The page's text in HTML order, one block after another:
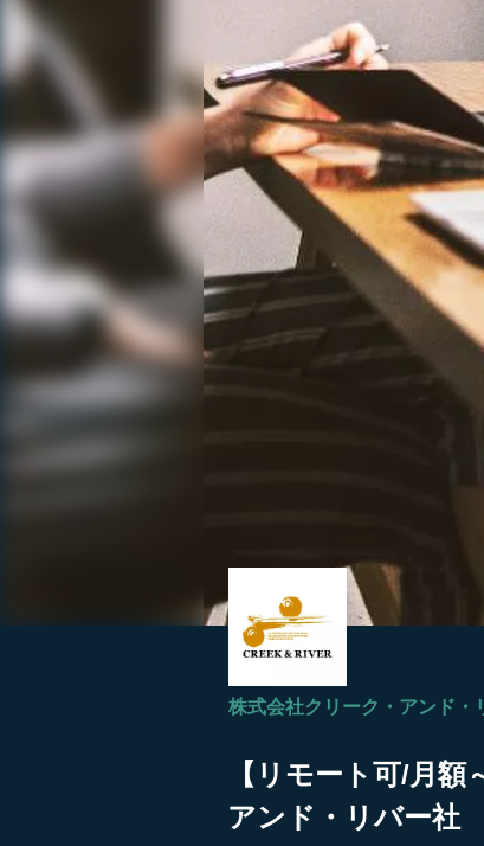
株式会社クリーク・アンド・
【リモート可/月
アンド・リバー社